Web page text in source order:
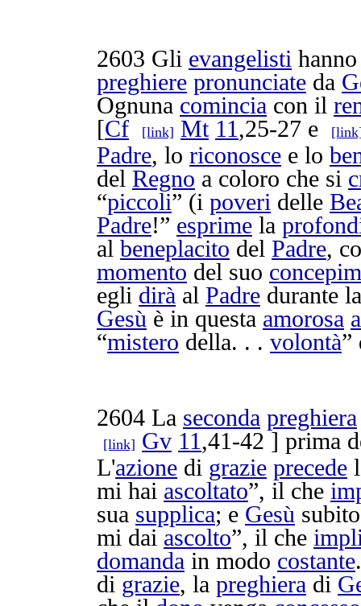
2603 Gli evangelisti
preghiere pronunciate da
Ognuna comincia con il
[Cf [link] Mt 11,25-27 e
Padre, lo riconosce e lo
del Regno a coloro che si
“piccoli” (i poveri delle
Padre!” esprime la
al beneplacito del Padre,
momento del suo
egli dirà al Padre durante
Gesù è in questa amorosa
“mistero della. . . volontà”
2604 La seconda preghiera
[link] Gv 11,41-42 ] prima
L'azione di grazie precede
mi hai ascoltato”, il che
sua supplica; e Gesù
mi dai ascolto”, il che
domanda in modo costante
di grazie, la preghiera di